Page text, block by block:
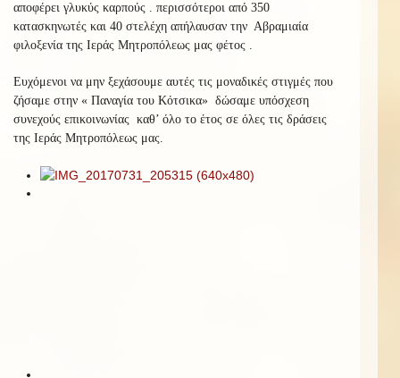
αποφέρει γλυκύς καρπούς . περισσότεροι από 350
κατασκηνωτές και 40 στελέχη απήλαυσαν την Αβραμιαία
φιλοξενία της Ιεράς Μητροπόλεως μας φέτος .
Ευχόμενοι να μην ξεχάσουμε αυτές τις μοναδικές στιγμές που
ζήσαμε στην « Παναγία του Κότσικα» δώσαμε υπόσχεση
συνεχούς επικοινωνίας καθ’ όλο το έτος σε όλες τις δράσεις
της Ιεράς Μητροπόλεως μας.